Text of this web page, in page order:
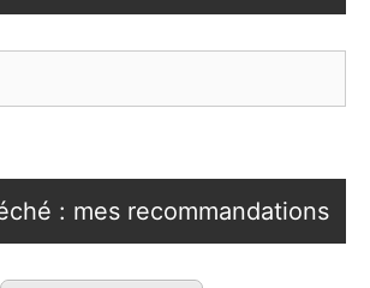
: mes recommandations